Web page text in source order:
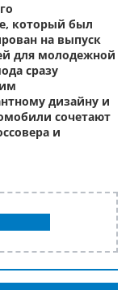
который был
на выпуск
для молодежной
сразу
дизайну и
сочетают
и